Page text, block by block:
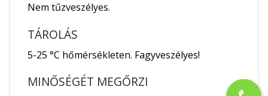
Nem tűzveszélyes.
TÁROLÁS
5-25 °C hőmérsékleten. Fagyveszélyes!
MINŐSÉGÉT MEGŐRZI